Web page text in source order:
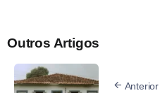
Outros Artigos
Anterior